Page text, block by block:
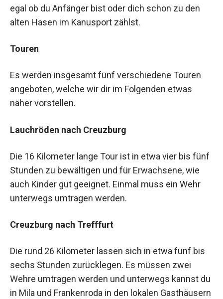
egal ob du Anfänger bist oder dich schon zu den
alten Hasen im Kanusport zählst.
Touren
Es werden insgesamt fünf verschiedene Touren
angeboten, welche wir dir im Folgenden etwas
näher vorstellen.
Lauchröden nach Creuzburg
Die 16 Kilometer lange Tour ist in etwa vier bis fünf
Stunden zu bewältigen und für Erwachsene, wie
auch Kinder gut geeignet. Einmal muss ein Wehr
unterwegs umtragen werden.
Creuzburg nach Trefffurt
Die rund 26 Kilometer lassen sich in etwa fünf bis
sechs Stunden zurücklegen. Es müssen zwei
Wehre umtragen werden und unterwegs kannst du
in Mila und Frankenroda in den lokalen Gasthäusern